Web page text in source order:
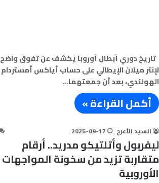
تاريخ دوري أبطال أوروبا يكشف عن تفوق واضح
لإنتر ميلان الإيطالي على حساب أياكس أمستردام
الهولندي، بعد أن جمعتهما…
أكمل القراءة »
السيد الأعرج 2025-09-17
ليفربول وأتلتيكو مدريد.. أرقام
متقاربة تزيد من سخونة المواجهات
الأوروبية